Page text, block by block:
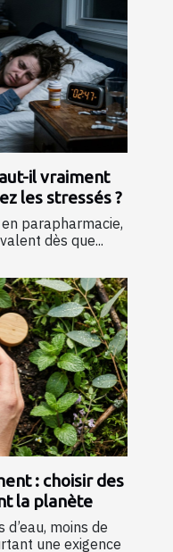
il vraiment
les stressés ?
parapharmacie,
dès que...
: choisir des
la planète
moins de
une exigence